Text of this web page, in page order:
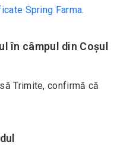
Spring Farma.
în câmpul din Coșul
Trimite, confirmă că